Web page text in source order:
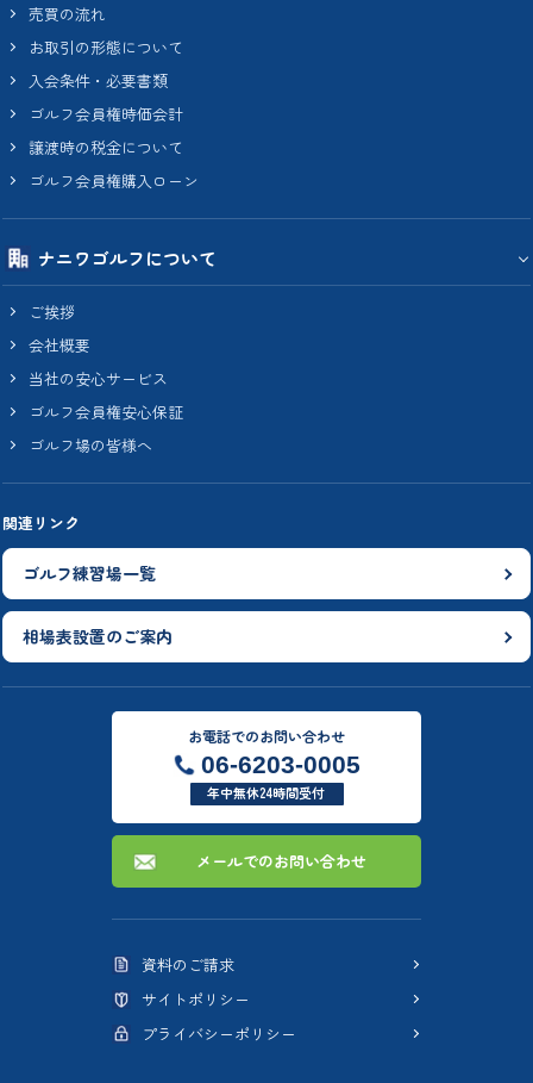
売買の流れ
お取引の形態について
入会条件・必要書類
ゴルフ会員権時価会計
譲渡時の税金について
ゴルフ会員権購入ローン
ナニワゴルフについて
ご挨拶
会社概要
当社の安心サービス
ゴルフ会員権安心保証
ゴルフ場の皆様へ
関連リンク
ゴルフ練習場一覧
相場表設置のご案内
お電話でのお問い合わせ
06-6203-0005
年中無休24時間受付
メールでのお問い合わせ
資料のご請求
サイトポリシー
プライバシーポリシー